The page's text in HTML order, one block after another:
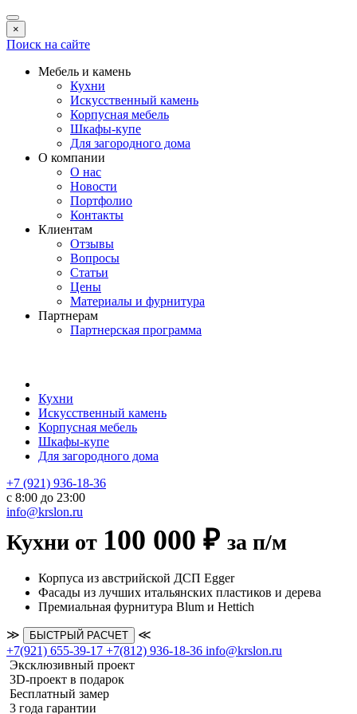
×
Поиск на сайте
Мебель и камень
Кухни
Искусственный камень
Корпусная мебель
Шкафы-купе
Для загородного дома
О компании
О нас
Новости
Портфолио
Контакты
Клиентам
Отзывы
Вопросы
Статьи
Цены
Материалы и фурнитура
Партнерам
Партнерская программа
Кухни
Искусственный камень
Корпусная мебель
Шкафы-купе
Для загородного дома
+7 (921) 936-18-36
с 8:00 до 23:00
info@krslon.ru
Кухни от 100 000 ₽ за п/м
Корпуса из австрийской ДСП Egger
Фасады из лучших итальянских пластиков и дерева
Премиальная фурнитура Blum и Hettich
≫ БЫСТРЫЙ РАСЧЕТ
≪
+7(921) 655-39-17 +7(812) 936-18-36 info@krslon.ru
Эксклюзивный проект
3D-проект в подарок
Бесплатный замер
3 года гарантии